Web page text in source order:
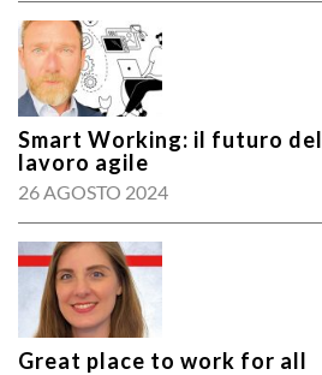
Smart Working: il futuro del
lavoro agile
26 AGOSTO 2024
Great place to work for all